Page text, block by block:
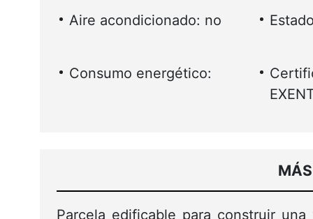
Aire acondicionado: no
Consumo energético:
Parcela edificable para construir